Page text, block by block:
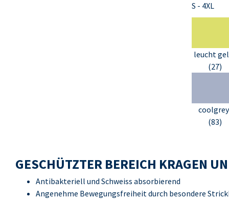
S - 4XL
leucht
(27)
coolgrey
(83)
GESCHÜTZTER BEREICH KRAGEN
Antibakteriell und Schweiss absorbierend
Angenehme Bewegungsfreiheit durch besondere